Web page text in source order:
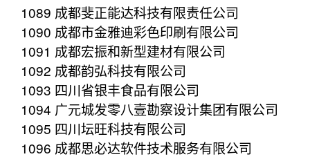
1089 成都斐正能达科技有限责任公司
1090 成都市金雅迪彩色印刷有限公司
1091 成都宏振和新型建材有限公司
1092 成都韵弘科技有限公司
1093 四川省银丰食品有限公司
1094 广元城发零八壹勘察设计集团有限公司
1095 四川坛旺科技有限公司
1096 成都思必达软件技术服务有限公司